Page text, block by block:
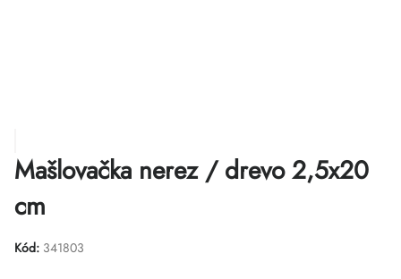
Mašlovačka nerez / drevo 2,5x20
cm
Kód: 341803